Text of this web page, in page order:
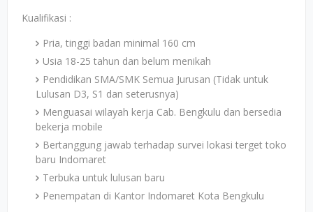
Kualifikasi :
Pria, tinggi badan minimal 160 cm
Usia 18-25 tahun dan belum menikah
Pendidikan SMA/SMK Semua Jurusan (Tidak untuk
Lulusan D3, S1 dan seterusnya)
Menguasai wilayah kerja Cab. Bengkulu dan bersedia
bekerja mobile
Bertanggung jawab terhadap survei lokasi terget toko
baru Indomaret
Terbuka untuk lulusan baru
Penempatan di Kantor Indomaret Kota Bengkulu